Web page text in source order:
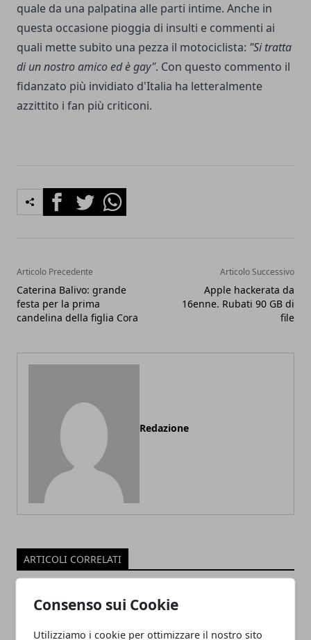
Consenso sui Cookie
Utilizziamo i cookie per ottimizzare il nostro sito
quale da una palpatina alle parti intime. Anche in
questa occasione pioggia di insulti e commenti ai
quali mette subito una pezza il motociclista: "Si tratta
di un nostro amico ed è gay". Con questo commento il
fidanzato più invidiato d'Italia ha letteralmente
azzittito i fan più criticoni.
FacebookTwitterWhatsapp
Articolo Precedente
Caterina Balivo: grande
festa per la prima
candelina della figlia Cora
Articolo Successivo
Apple hackerata da
16enne. Rubati 90 GB di
file
Redazione
ARTICOLI CORRELATI